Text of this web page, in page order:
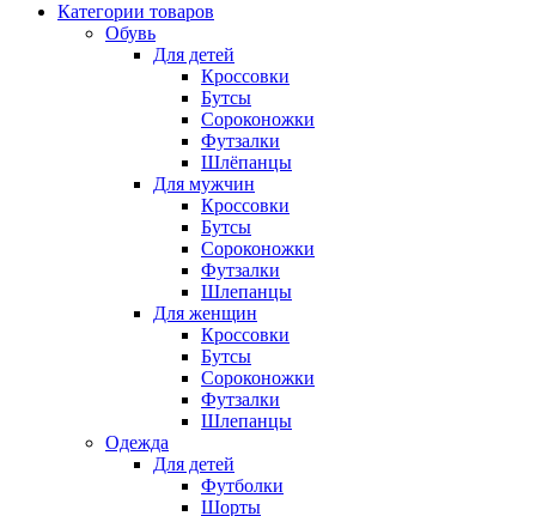
Категории товаров
Обувь
Для детей
Кроссовки
Бутсы
Сороконожки
Футзалки
Шлёпанцы
Для мужчин
Кроссовки
Бутсы
Сороконожки
Футзалки
Шлепанцы
Для женщин
Кроссовки
Бутсы
Сороконожки
Футзалки
Шлепанцы
Одежда
Для детей
Футболки
Шорты